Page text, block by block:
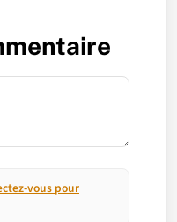
vous pour